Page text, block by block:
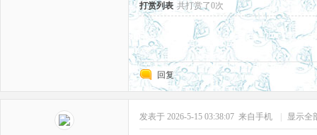
打赏列表 共打赏了0次
回复
发表于 2026-5-15 03:38:07 来自手机 显示全